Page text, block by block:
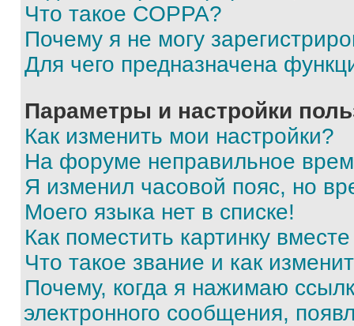
Что такое COPPA?
Почему я не могу
Для чего предназначена
Параметры и настройки
Как изменить мои настройки?
На форуме неправильное
Я изменил часовой пояс, но
Моего языка нет в списке!
Как поместить картинку
Что такое звание и как
Почему, когда я нажимаю
электронного сообщения,